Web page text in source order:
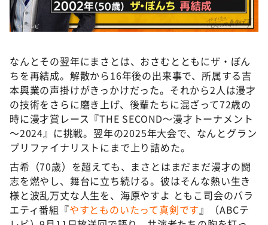
なんとその翌年にまさとは、おさむとともにザ・ぼん
ちを再結成。解散から16年後の出来事で、所属する吉
本興業の声掛けがきっかけだった。それから2人は漫才
の技術をさらに磨き上げ、後輩たちに混ざって72歳の
時に漫才賞レース『THE SECOND～漫才トーナメント
～2024』に挑戦。翌年の2025年大会で、なんとグラン
プリファイナリストにまで上り詰めた。
古希（70歳）を超えても、まさとはまだまだ漫才の闘
志を燃やし、舞台に立ち続ける。彼はそんな熱い生き
様と波乱万丈な人生を、海原やすよ ともこ司会のバラ
エティ番組『やすとものいたって真剣です 』（ABCテ